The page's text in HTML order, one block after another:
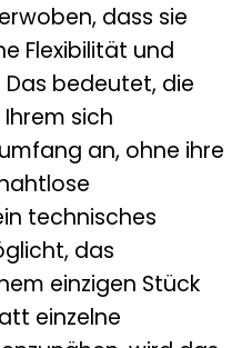
dass sie
Flexibilität und
Das bedeutet, die
sich
an, ohne ihre
technisches
das
einzigen Stück
einzelne